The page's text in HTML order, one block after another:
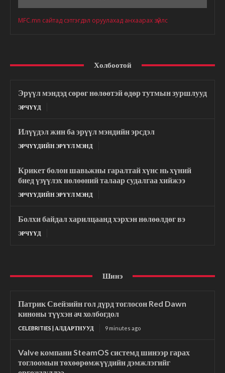
MFC.mn сайтад сэтгэгдэл оруулахад анхаарах зүйлс
Холбоотой
Эрүүл мэндэд сөрөг нөлөөтэй өдөр тутмын зуршлууд
ЭРЧҮҮД
Илүүдэл жин ба эрүүл мэндийн эрсдэл
ЭРЧҮҮДИЙН ЭРҮҮЛ МЭНД
Крикет болон шавьжны гаралтай хүнс нь хүний
биед үзүүлэх нөлөөний талаар судалгаа хийжээ
ЭРЧҮҮДИЙН ЭРҮҮЛ МЭНД
Болхи байдал харилцаанд хэрхэн нөлөөлдөг вэ
ЭРЧҮҮД
Шинэ
Патрик Свейзийн гол дүрд тоглосон Red Dawn
киноны түүхэн ач холбогдол
CELEBRITIES | АЛДАРТНУУД 9 minutes ago
Valve компани SteamOS системд шинээр гарах
тоглоомын төхөөрөмжүүдийн дэмжлэгийг